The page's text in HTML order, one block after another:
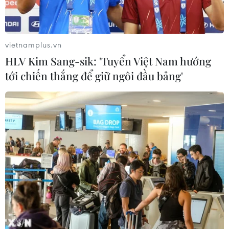
03/08/2026 15:34
Xem thêm
CƠ QUAN CHỦ QUẢN: THÔNG TẤN XÃ VIỆT NAM
Tổng Biên tập: TRẦN TIẾN DUẨN
Phó Tổng Biên tập: NGUYỄN THỊ TÁM, KHÚC THANH
THỦY
Sở hữu trí tuệ
Quy định sử dụng
vietnamplus.vn
HLV Kim Sang-sik: 'Tuyển Việt Nam hướng
tới chiến thắng để giữ ngôi đầu bảng'